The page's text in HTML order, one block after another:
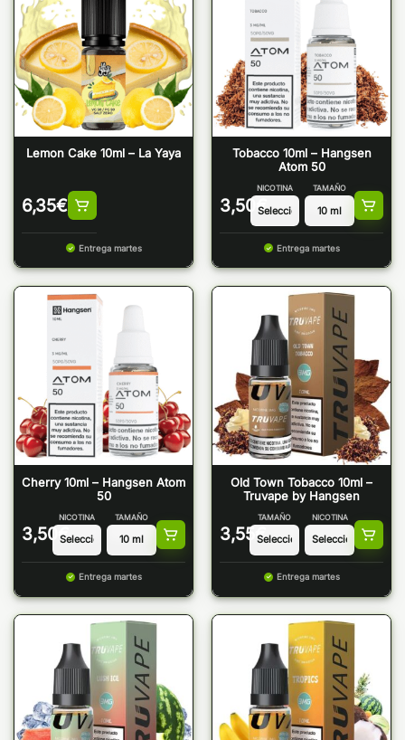
Lemon Cake 10ml – La Yaya
6,35€
Entrega martes
Tobacco 10ml – Hangsen
Atom 50
3,50 €
NICOTINA TAMAÑO
Entrega martes
Cherry 10ml – Hangsen Atom
50
3,50 €
NICOTINA TAMAÑO
Entrega martes
Old Town Tobacco 10ml –
Truvape by Hangsen
3,55 €
TAMAÑO NICOTINA
Entrega martes